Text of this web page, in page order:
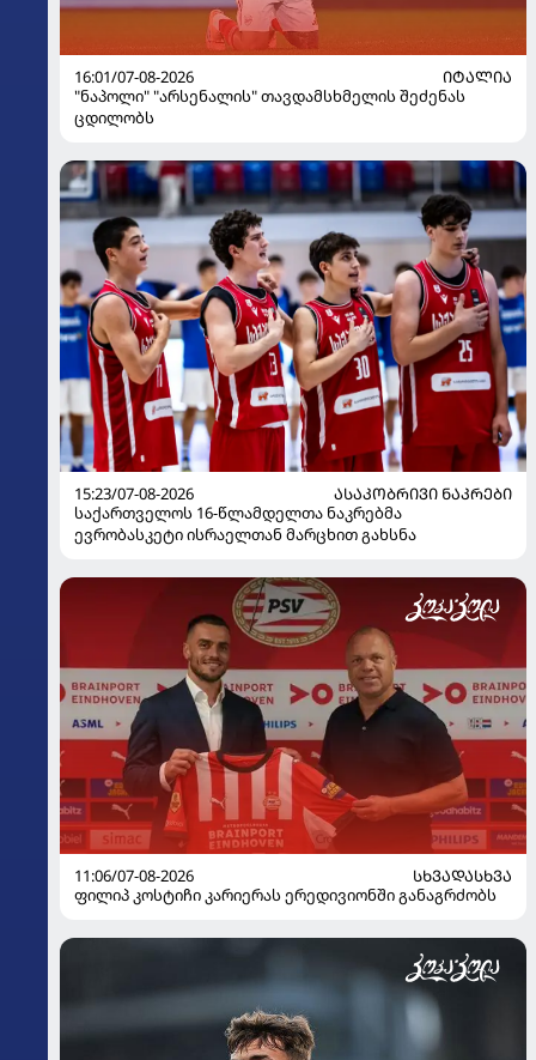
16:01/07-08-2026
ᲘᲢᲐᲚᲘᲐ
"ნაპოლი" "არსენალის" თავდამსხმელის შეძენას
ცდილობს
15:23/07-08-2026
ᲐᲡᲐᲙᲝᲑᲠᲘᲕᲘ ᲜᲐᲙᲠᲔᲑᲘ
საქართველოს 16-წლამდელთა ნაკრებმა
ევრობასკეტი ისრაელთან მარცხით გახსნა
11:06/07-08-2026
ᲡᲮᲕᲐᲓᲐᲡᲮᲕᲐ
ფილიპ კოსტიჩი კარიერას ერედივიონში განაგრძობს